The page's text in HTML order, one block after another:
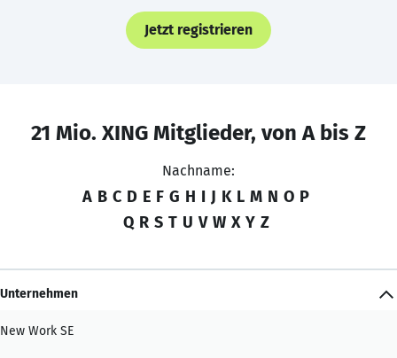
Jetzt registrieren
21 Mio. XING Mitglieder, von A bis Z
Nachname:
A B C D E F G H I J K L M N O P
Q R S T U V W X Y Z
Unternehmen
New Work SE